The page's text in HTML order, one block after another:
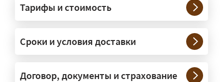
— На тралах и низкорамниках —
платформах, рассчитанных на
крупногабаритную технику и
конструкции. Транспорт подбираем
под конкретные размеры и вес груза.
Тарифы и стоимость
Сроки и условия доставки
Договор, документы и страхование